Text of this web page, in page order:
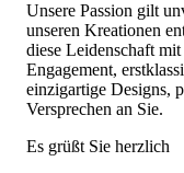
Unsere Passion gilt
unseren Kreationen
diese Leidenschaft
Engagement,
einzigartige Designs,
Versprechen an Sie.
Es grüßt Sie herzlich